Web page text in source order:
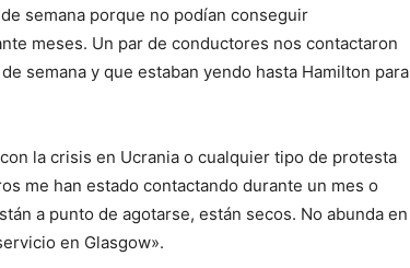
semana porque no podían conseguir
meses. Un par de conductores nos contactaron
semana y que estaban yendo hasta Hamilton para
la crisis en Ucrania o cualquier tipo de protesta
me han estado contactando durante un mes o
a punto de agotarse, están secos. No abunda en
en Glasgow».